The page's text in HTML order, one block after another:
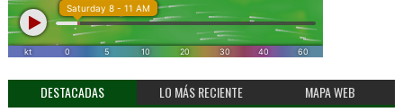
DESTACADAS LO MÁS RECIENTE MAPA WEB